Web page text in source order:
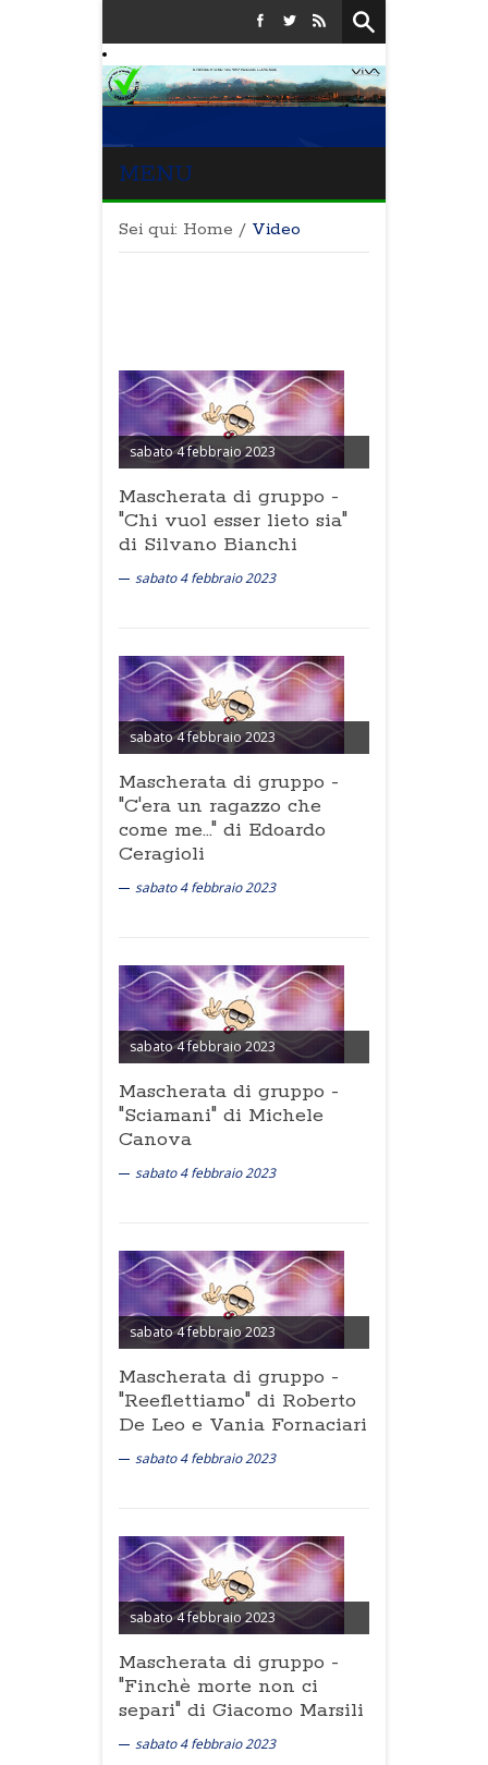
MENU
Sei qui: Home / Video
sabato 4 febbraio 2023
Mascherata di gruppo -
"Chi vuol esser lieto sia"
di Silvano Bianchi
sabato 4 febbraio 2023
sabato 4 febbraio 2023
Mascherata di gruppo -
"C'era un ragazzo che
come me..." di Edoardo
Ceragioli
sabato 4 febbraio 2023
sabato 4 febbraio 2023
Mascherata di gruppo -
"Sciamani" di Michele
Canova
sabato 4 febbraio 2023
sabato 4 febbraio 2023
Mascherata di gruppo -
"Reeflettiamo" di Roberto
De Leo e Vania Fornaciari
sabato 4 febbraio 2023
sabato 4 febbraio 2023
Mascherata di gruppo -
"Finchè morte non ci
separi" di Giacomo Marsili
sabato 4 febbraio 2023